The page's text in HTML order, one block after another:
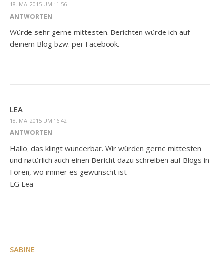
18. MAI 2015 UM 11:56
ANTWORTEN
Würde sehr gerne mittesten. Berichten würde ich auf
deinem Blog bzw. per Facebook.
LEA
18. MAI 2015 UM 16:42
ANTWORTEN
Hallo, das klingt wunderbar. Wir würden gerne mittesten
und natürlich auch einen Bericht dazu schreiben auf Blogs in
Foren, wo immer es gewünscht ist
LG Lea
SABINE